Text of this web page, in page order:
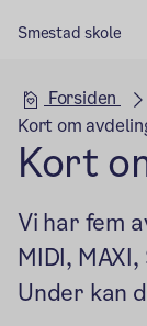
Smestad skole
Forsiden
Kort om
Kort
Vi har fem
MIDI, MAXI,
Under kan